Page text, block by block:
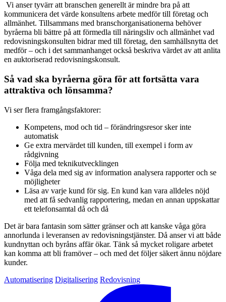
Vi anser tyvärr att branschen generellt är mindre bra på att
kommunicera det värde konsultens arbete medför till företag och
allmänhet. Tillsammans med branschorganisationerna behöver
byråerna bli bättre på att förmedla till näringsliv och allmänhet vad
redovisningskonsulten bidrar med till företag, den samhällsnytta det
medför – och i det sammanhanget också beskriva värdet av att anlita
en auktoriserad redovisningskonsult.
Så vad ska byråerna göra för att fortsätta vara
attraktiva och lönsamma?
Vi ser flera framgångsfaktorer:
Kompetens, mod och tid – förändringsresor sker inte
automatisk
Ge extra mervärdet till kunden, till exempel i form av
rådgivning
Följa med teknikutvecklingen
Våga dela med sig av information analysera rapporter och se
möjligheter
Läsa av varje kund för sig. En kund kan vara alldeles nöjd
med att få sedvanlig rapportering, medan en annan uppskattar
ett telefonsamtal då och då
Det är bara fantasin som sätter gränser och att kanske våga göra
annorlunda i leveransen av redovisningstjänster. Då anser vi att både
kundnyttan och byråns affär ökar. Tänk så mycket roligare arbetet
kan komma att bli framöver – och med det följer säkert ännu nöjdare
kunder.
Automatisering Digitalisering Redovisning